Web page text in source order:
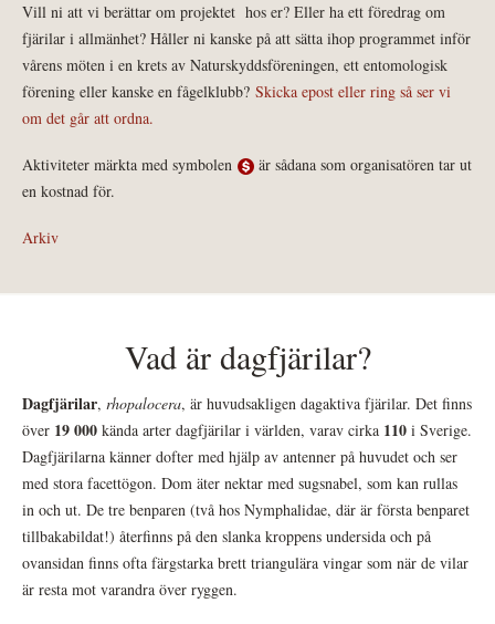
Vill ni att vi berättar om projektet hos er? Eller ha ett föredrag om
fjärilar i allmänhet? Håller ni kanske på att sätta ihop programmet inför
vårens möten i en krets av Naturskyddsföreningen, ett entomologisk
förening eller kanske en fågelklubb? Skicka epost eller ring så ser vi
om det går att ordna.
Aktiviteter märkta med symbolen
är sådana som organisatören tar ut
en kostnad för.
Arkiv
Vad är dagfjärilar?
Dagfjärilar, rhopalocera, är huvudsakligen dagaktiva fjärilar. Det finns
över 19 000 kända arter dagfjärilar i världen, varav cirka 110 i Sverige.
Dagfjärilarna känner dofter med hjälp av antenner på huvudet och ser
med stora facettögon. Dom äter nektar med sugsnabel, som kan rullas
in och ut. De tre benparen (två hos Nymphalidae, där är första benparet
tillbakabildat!) återfinns på den slanka kroppens undersida och på
ovansidan finns ofta färgstarka brett triangulära vingar som när de vilar
är resta mot varandra över ryggen.